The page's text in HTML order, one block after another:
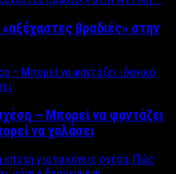
βραδιές» στην
– Μπορεί να φαντάζει
να χαλάσει